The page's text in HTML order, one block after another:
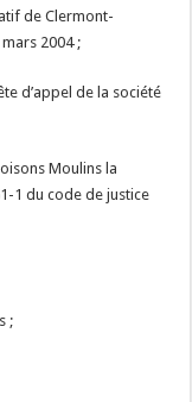
de Clermont-
2004 ;
d’appel de la société
Moulins la
1 du code de justice
;